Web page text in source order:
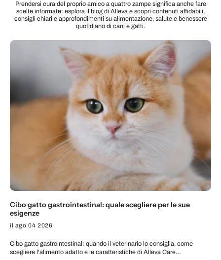
Prendersi cura del proprio amico a quattro zampe significa anche fare
scelte informate: esplora il blog di Alleva e scopri contenuti affidabili,
consigli chiari e approfondimenti su alimentazione, salute e benessere
quotidiano di cani e gatti.
Cibo gatto gastrointestinal: quale scegliere per le sue
esigenze
il ago 04 2026
Cibo gatto gastrointestinal: quando il veterinario lo consiglia, come
scegliere l'alimento adatto e le caratteristiche di Alleva Care